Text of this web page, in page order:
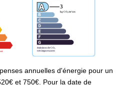
annuelles d'énergie pour un
et 750€. Pour la date de